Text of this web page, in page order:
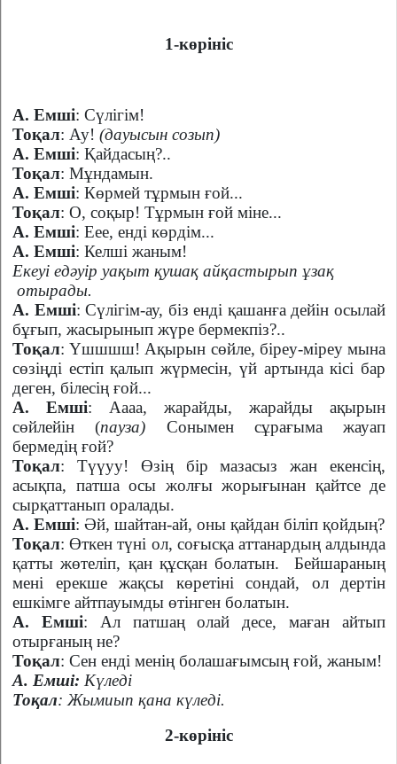
1-көрініс
А. Емші: Сүлігім!
Тоқал: Ау! (дауысын созып)
А. Емші: Қайдасың?..
Тоқал: Мұндамын.
А. Емші: Көрмей тұрмын ғой...
Тоқал: О, соқыр! Тұрмын ғой міне...
А. Емші: Еее, енді көрдім...
А. Емші: Келші жаным!
Екеуі едәуір уақыт қушақ айқастырып ұзақ
отырады.
А. Емші: Сүлігім-ау, біз енді қашанға дейін осылай
бұғып, жасырынып жүре бермекпіз?..
Тоқал: Үшшшш! Ақырын сөйле, біреу-міреу мына
сөзіңді естіп қалып жүрмесін, үй артында кісі бар
деген, білесің ғой...
А. Емші: Аааа, жарайды, жарайды ақырын
сөйлейін (пауза) Сонымен сұрағыма жауап
бермедің ғой?
Тоқал: Түүуу! Өзің бір мазасыз жан екенсің,
асықпа, патша осы жолғы жорығынан қайтсе де
сырқаттанып оралады.
А. Емші: Әй, шайтан-ай, оны қайдан біліп қойдың?
Тоқал: Өткен түні ол, соғысқа аттанардың алдында
қатты жөтеліп, қан құсқан болатын.
Бейшараның
мені ерекше жақсы көретіні сондай, ол дертін
ешкімге айтпауымды өтінген болатын.
А. Емші: Ал патшаң олай десе, маған айтып
отырғаның не?
Тоқал: Сен енді менің болашағымсың ғой, жаным!
А. Емші: Күледі
Тоқал: Жымиып қана күледі.
2-көрініс